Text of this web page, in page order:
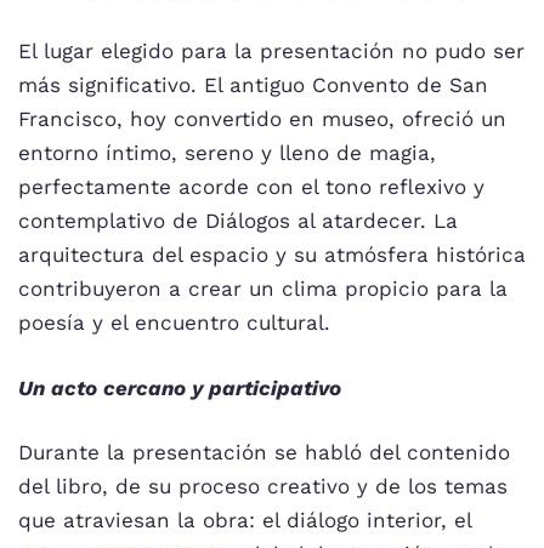
El lugar elegido para la presentación no pudo ser
más significativo. El antiguo Convento de San
Francisco, hoy convertido en museo, ofreció un
entorno íntimo, sereno y lleno de magia,
perfectamente acorde con el tono reflexivo y
contemplativo de Diálogos al atardecer. La
arquitectura del espacio y su atmósfera histórica
contribuyeron a crear un clima propicio para la
poesía y el encuentro cultural.
Un acto cercano y participativo
Durante la presentación se habló del contenido
del libro, de su proceso creativo y de los temas
que atraviesan la obra: el diálogo interior, el